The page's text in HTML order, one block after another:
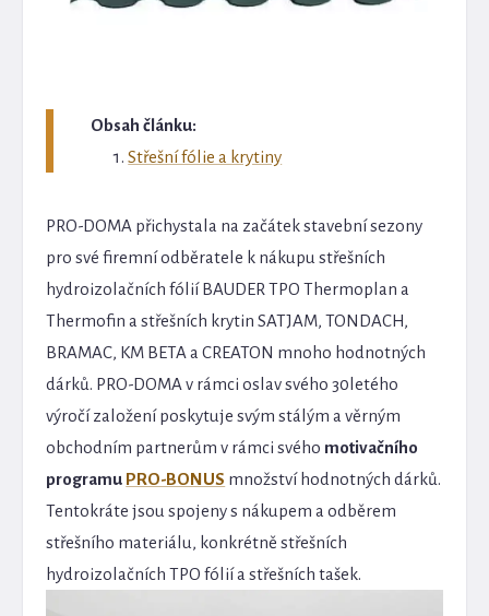
Obsah článku:
Střešní fólie a krytiny
PRO-DOMA přichystala na začátek stavební sezony
pro své firemní odběratele k nákupu střešních
hydroizolačních fólií BAUDER TPO Thermoplan a
Thermofin a střešních krytin SATJAM, TONDACH,
BRAMAC, KM BETA a CREATON mnoho hodnotných
dárků. PRO-DOMA v rámci oslav svého 30letého
výročí založení poskytuje svým stálým a věrným
obchodním partnerům v rámci svého motivačního
programu PRO-BONUS množství hodnotných dárků.
Tentokráte jsou spojeny s nákupem a odběrem
střešního materiálu, konkrétně střešních
hydroizolačních TPO fólií a střešních tašek.